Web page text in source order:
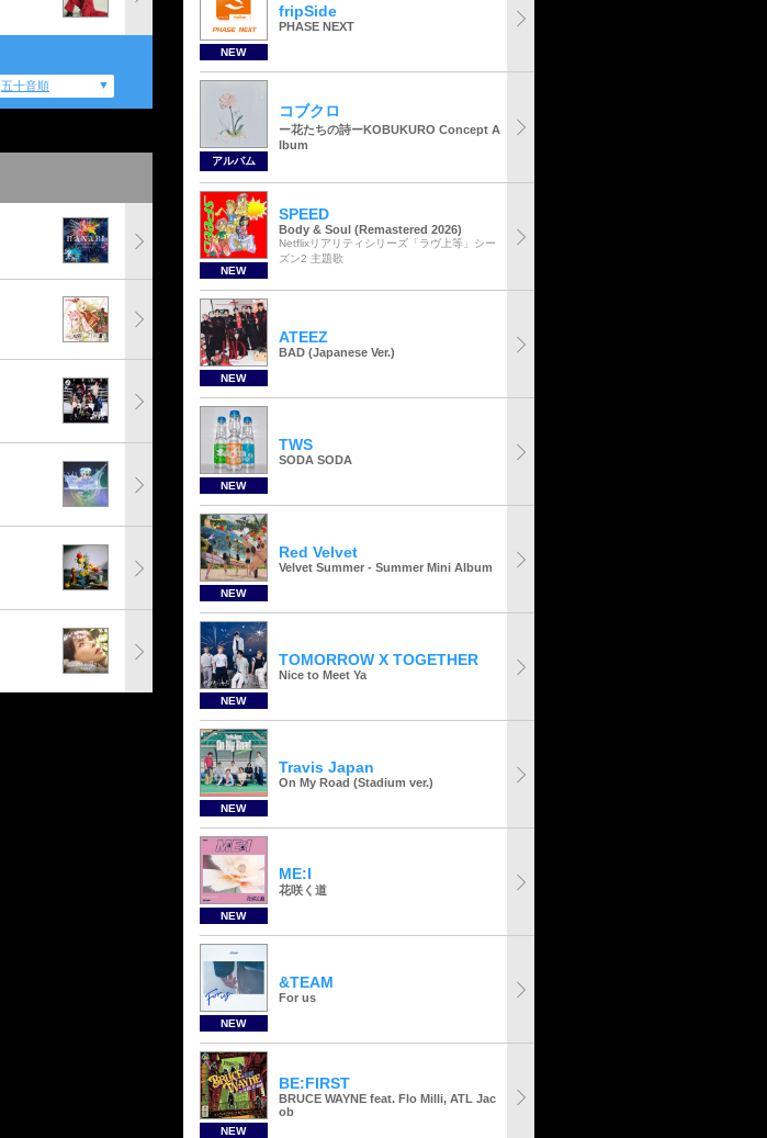
五十音順
NEW
fripSide
PHASE NEXT
アルバム
コブクロ
ー花たちの詩ーKOBUKURO Concept A
lbum
NEW
SPEED
Body & Soul (Remastered 2026)
Netflixリアリティシリーズ「ラヴ上等」シー
ズン2 主題歌
NEW
ATEEZ
BAD (Japanese Ver.)
NEW
TWS
SODA SODA
NEW
Red Velvet
Velvet Summer - Summer Mini Album
NEW
TOMORROW X TOGETHER
Nice to Meet Ya
NEW
Travis Japan
On My Road (Stadium ver.)
NEW
ME:I
花咲く道
NEW
&TEAM
For us
NEW
BE:FIRST
BRUCE WAYNE feat. Flo Milli, ATL Jac
ob